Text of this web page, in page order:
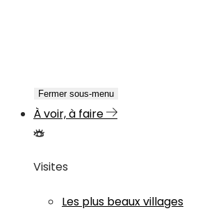
Fermer sous-menu
À voir, à faire
Visites
Les plus beaux villages